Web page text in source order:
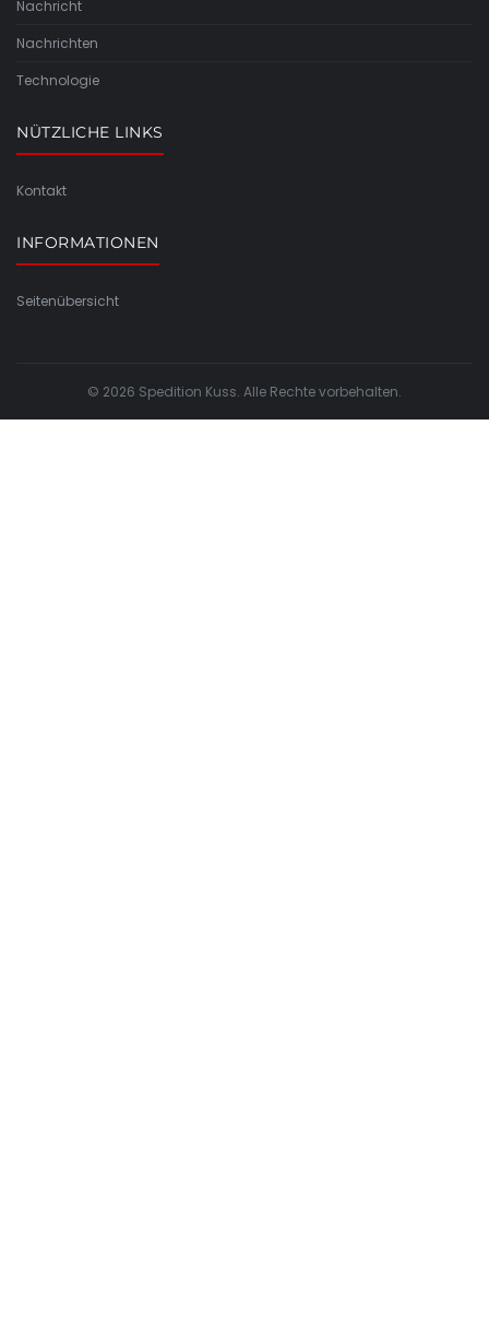
Nachricht
Nachrichten
Technologie
NÜTZLICHE LINKS
Kontakt
INFORMATIONEN
Seitenübersicht
© 2026 Spedition Kuss. Alle Rechte vorbehalten.